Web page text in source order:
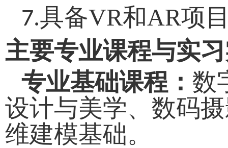
7.具备VR和AR项
主要专业课程与实
专业基础课程 ： 数
设计与美学、数码
维建模基础。